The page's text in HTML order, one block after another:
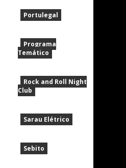
Portulegal
Programa
Temático
Rock and Roll Night
Club
Sarau Elétrico
Sebito